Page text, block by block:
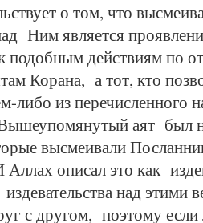
о том, что
Ним является
подобным действиям по
Корана, а тот, кто
либо из перечисленного
аят был
высмеивали
описал это как
над этими
с другом, поэтому